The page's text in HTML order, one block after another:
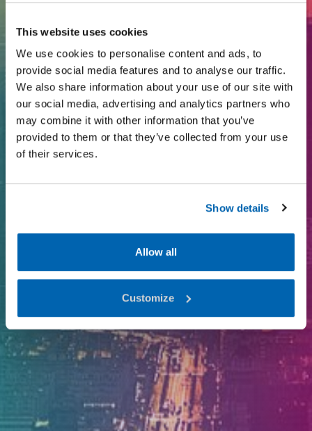
This website uses cookies
We use cookies to personalise content and ads, to
provide social media features and to analyse our traffic.
We also share information about your use of our site with
our social media, advertising and analytics partners who
may combine it with other information that you’ve
provided to them or that they’ve collected from your use
of their services.
Show details
Allow all
Customize
CODE OF CONDUCT
I-Valo since 1971